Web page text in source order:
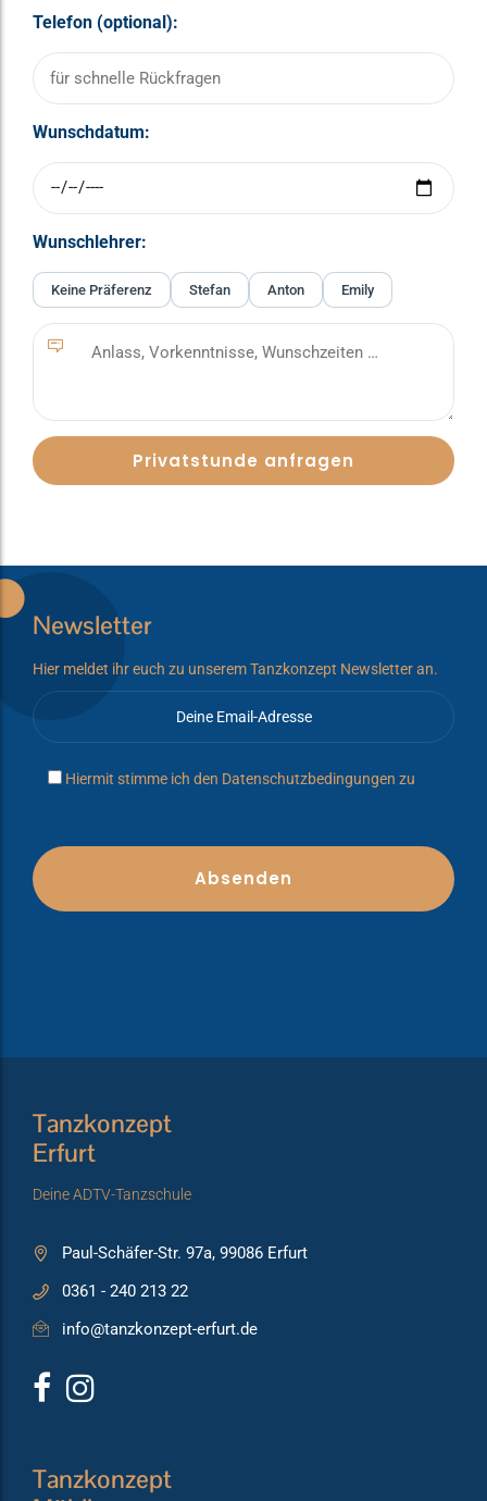
Telefon (optional):
Wunschdatum:
Wunschlehrer:
Keine Präferenz Stefan Anton Emily
Newsletter
Hier meldet ihr euch zu unserem Tanzkonzept Newsletter an.
Hiermit stimme ich den Datenschutzbedingungen zu
Tanzkonzept
Erfurt
Deine ADTV-Tanzschule
Paul-Schäfer-Str. 97a, 99086 Erfurt
0361 - 240 213 22
info@tanzkonzept-erfurt.de
Tanzkonzept